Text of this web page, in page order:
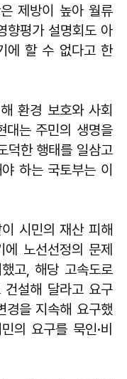
제방이 높아 월류
향평가 설명회도 아
에 할 수 없다고 한
환경 보호와 사회
대는 주민의 생명을
덕한 행태를 일삼고
하는 국토부는 이
시민의 재산 피해
노선선정의 문제
고, 해당 고속도로
설해 달라고 요구
경을 지속해 요구했
의 요구를 묵인·비